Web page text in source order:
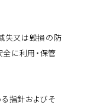
失又は毀損の防
に利用・保管
指針およびそ